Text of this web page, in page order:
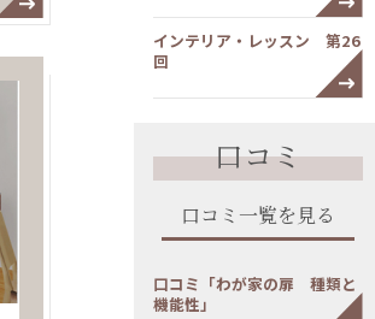
インテリア・レッスン 第26
回
口コミ
口コミ一覧を見る
口コミ「わが家の扉 種類と
機能性」